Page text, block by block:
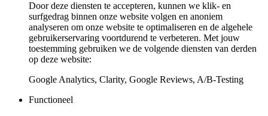
Door deze diensten te accepteren, kunnen we klik- en
surfgedrag binnen onze website volgen en anoniem
analyseren om onze website te optimaliseren en de algehele
gebruikerservaring voortdurend te verbeteren. Met jouw
toestemming gebruiken we de volgende diensten van derden
op deze website:
Google Analytics, Clarity, Google Reviews, A/B-Testing
Functioneel